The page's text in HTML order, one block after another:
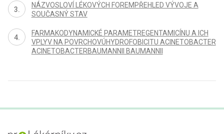
NÁZVOSLOVÍ LÉKOVÝCH FOREMPŘEHLED VÝVOJE A
SOUČASNÝ STAV
FARMAKODYNAMICKÉ PARAMETREGENTAMICÍNU A ICH
VPLYV NA POVRCHOVÚHYDROFOBICITU ACINETOBACTER
ACINETOBACTERBAUMANNII BAUMANNII